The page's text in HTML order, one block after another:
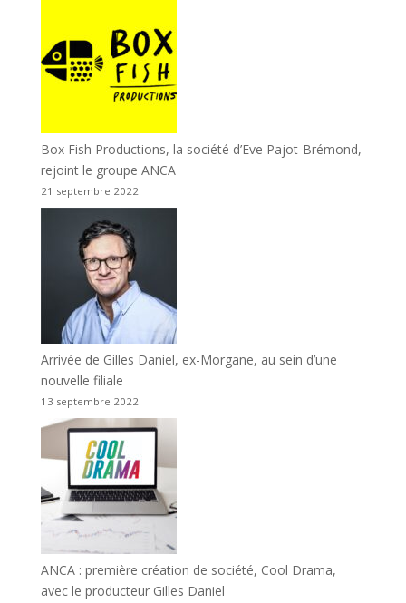
Box Fish Productions, la société d’Eve Pajot-Brémond,
rejoint le groupe ANCA
21 septembre 2022
Arrivée de Gilles Daniel, ex-Morgane, au sein d’une
nouvelle filiale
13 septembre 2022
ANCA : première création de société, Cool Drama,
avec le producteur Gilles Daniel